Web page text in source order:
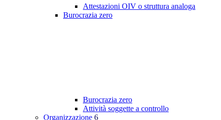
Attestazioni OIV o struttura analoga
Burocrazia zero
Burocrazia zero
Attività soggette a controllo
Organizzazione 6